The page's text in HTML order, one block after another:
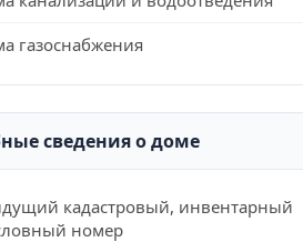
газоснабжения
сведения о доме
кадастровый, инвентарный
номер